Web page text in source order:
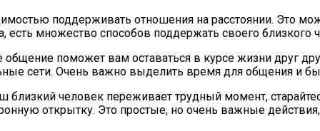
поддерживать отношения на расстоянии. Это
есть множество способов поддержать своего близкого
поможет вам оставаться в курсе жизни друг
сети. Очень важно выделить время для общения и
близкий человек переживает трудный момент,
открытку. Это простые, но очень важные